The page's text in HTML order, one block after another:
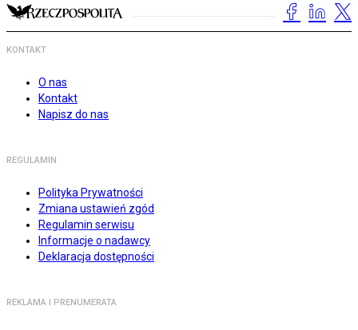
KONTAKT
O nas
Kontakt
Napisz do nas
REGULAMIN
Polityka Prywatności
Zmiana ustawień zgód
Regulamin serwisu
Informacje o nadawcy
Deklaracja dostępności
REKLAMA I PRENUMERATA